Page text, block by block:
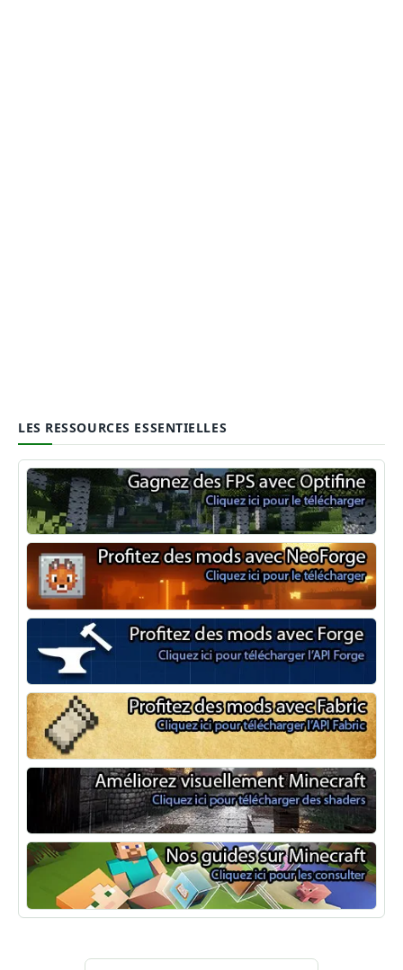
LES RESSOURCES ESSENTIELLES
Optifine
NeoForge
Minecraft Forge
Fabric Minecraft
Shaders Minecraft
Guide Minecraft